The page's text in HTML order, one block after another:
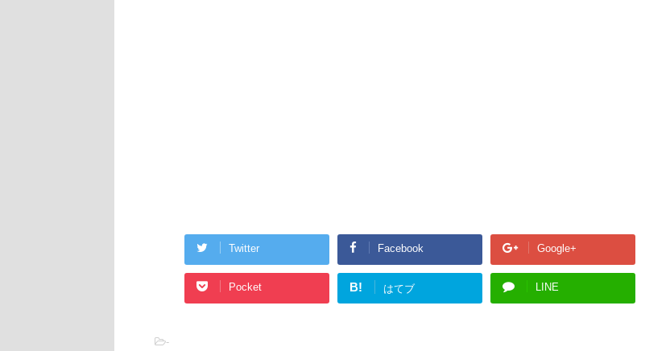
Twitter Facebook Google+
Pocket B! はてブ LINE
-